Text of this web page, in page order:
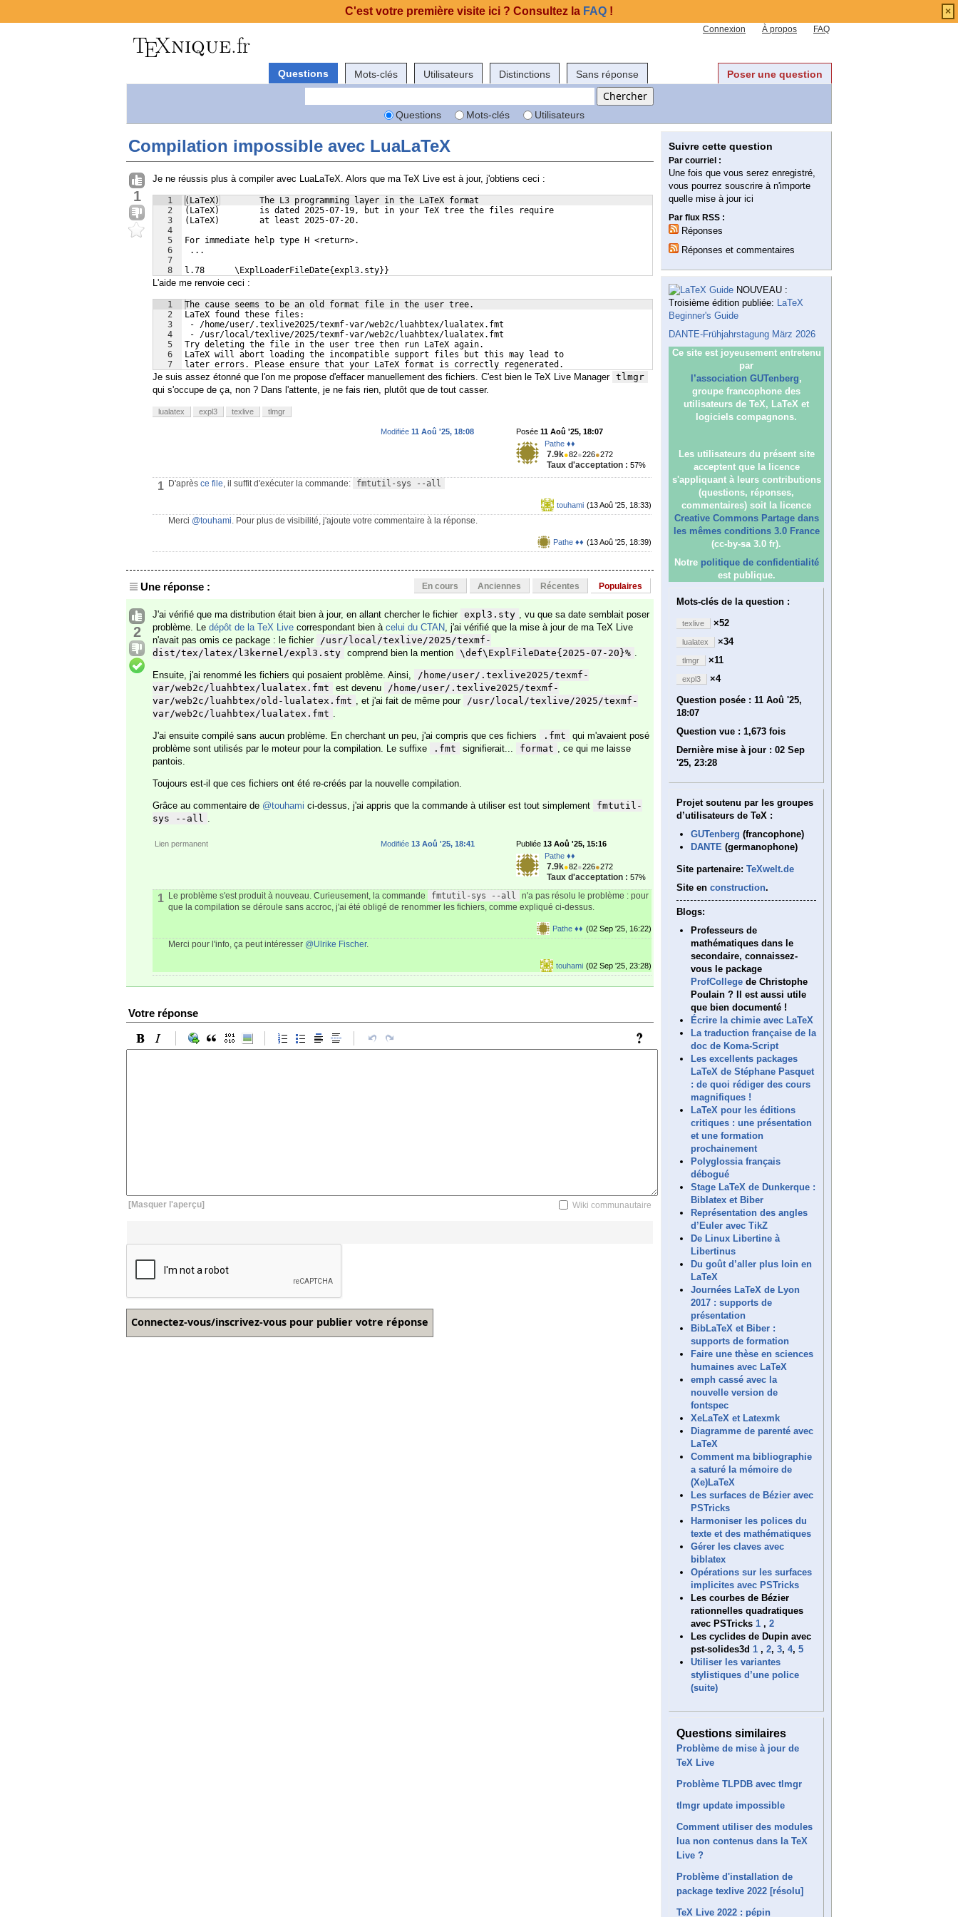
Connexion À propos FAQ
Questions Mots-clés Utilisateurs Distinctions Sans réponse Poser une question
Questions Mots-clés Utilisateurs
Compilation impossible avec LuaLaTeX
1
Je ne réussis plus à compiler avec LuaLaTeX. Alors que ma TeX Live est à jour, j'obtiens ceci :
1
2
3
4
5
6
7
8
(LaTeX)        The L3 programming layer in the LaTeX format
(LaTeX)        is dated 2025-07-19, but in your TeX tree the files require
(LaTeX)        at least 2025-07-20.
For immediate help type H <return>.
...
l.78      \ExplLoaderFileDate{expl3.sty}}
L'aide me renvoie ceci :
1
2
3
4
5
6
7
The cause seems to be an old format file in the user tree.
LaTeX found these files:
- /home/user/.texlive2025/texmf-var/web2c/luahbtex/lualatex.fmt
- /usr/local/texlive/2025/texmf-var/web2c/luahbtex/lualatex.fmt
Try deleting the file in the user tree then run LaTeX again.
LaTeX will abort loading the incompatible support files but this may lead to
later errors. Please ensure that your LaTeX format is correctly regenerated.
Je suis assez étonné que l'on me propose d'effacer manuellement des fichiers. C'est bien le TeX Live Manager tlmgr
qui s'occupe de ça, non ? Dans l'attente, je ne fais rien, plutôt que de tout casser.
lualatex expl3 texlive tlmgr
Posée 11 Aoû '25, 18:07
Pathe ♦♦
7.9k●82●226●272
Taux d'acceptation : 57%
Modifiée 11 Aoû '25, 18:08
1 D'après ce file, il suffit d'exécuter la commande: fmtutil-sys --all
(13 Aoû '25, 18:33)
touhami
Merci @touhami. Pour plus de visibilité, j'ajoute votre commentaire à la réponse.
(13 Aoû '25, 18:39)
Pathe ♦♦
Une réponse : En cours Anciennes Récentes Populaires
2
J'ai vérifié que ma distribution était bien à jour, en allant chercher le fichier expl3.sty , vu que sa date semblait poser
problème. Le dépôt de la TeX Live correspondant bien à celui du CTAN, j'ai vérifié que la mise à jour de ma TeX Live
n'avait pas omis ce package : le fichier /usr/local/texlive/2025/texmf-
dist/tex/latex/l3kernel/expl3.sty comprend bien la mention \def\ExplFileDate{2025-07-20}% .
Ensuite, j'ai renommé les fichiers qui posaient problème. Ainsi,
/home/user/.texlive2025/texmf-
var/web2c/luahbtex/lualatex.fmt
est devenu
/home/user/.texlive2025/texmf-
var/web2c/luahbtex/old-lualatex.fmt , et j'ai fait de même pour /usr/local/texlive/2025/texmf-
var/web2c/luahbtex/lualatex.fmt .
J'ai ensuite compilé sans aucun problème. En cherchant un peu, j'ai compris que ces fichiers .fmt
qui m'avaient posé
problème sont utilisés par le moteur pour la compilation. Le suffixe
.fmt signifierait... format , ce qui me laisse
pantois.
Toujours est-il que ces fichiers ont été re-créés par la nouvelle compilation.
Grâce au commentaire de @touhami ci-dessus, j'ai appris que la commande à utiliser est tout simplement
fmtutil-
sys --all .
Lien permanent Publiée 13 Aoû '25, 15:16
Pathe ♦♦
7.9k●82●226●272
Taux d'acceptation : 57%
Modifiée 13 Aoû '25, 18:41
1 Le problème s'est produit à nouveau. Curieusement, la commande fmtutil-sys --all
n'a pas résolu le problème : pour
que la compilation se déroule sans accroc, j'ai été obligé de renommer les fichiers, comme expliqué ci-dessus.
(02 Sep '25, 16:22)
Pathe ♦♦
Merci pour l'info, ça peut intéresser @Ulrike Fischer.
(02 Sep '25, 23:28)
touhami
Votre réponse
[Masquer l'aperçu] Wiki communautaire
Suivre cette question
Par courriel :
Une fois que vous serez enregistré,
vous pourrez souscrire à n'importe
quelle mise à jour ici
Par flux RSS :
Réponses
Réponses et commentaires
NOUVEAU :
Troisième édition publiée: LaTeX
Beginner's Guide
DANTE-Frühjahrstagung März 2026
Ce site est joyeusement entretenu
par
l’association GUTenberg,
groupe francophone des
utilisateurs de TeX, LaTeX et
logiciels compagnons.
Les utilisateurs du présent site
acceptent que la licence
s'appliquant à leurs contributions
(questions, réponses,
commentaires) soit la licence
Creative Commons Partage dans
les mêmes conditions 3.0 France
(cc-by-sa 3.0 fr).
Notre politique de confidentialité
est publique.
Mots-clés de la question :
texlive ×52
lualatex ×34
tlmgr ×11
expl3
×4
Question posée : 11 Aoû '25,
18:07
Question vue : 1,673 fois
Dernière mise à jour : 02 Sep
'25, 23:28
Projet soutenu par les groupes
d’utilisateurs de TeX :
GUTenberg (francophone)
DANTE (germanophone)
Site partenaire: TeXwelt.de
Site en construction.
Blogs:
Professeurs de
mathématiques dans le
secondaire, connaissez-
vous le package
ProfCollege de Christophe
Poulain ? Il est aussi utile
que bien documenté !
Écrire la chimie avec LaTeX
La traduction française de la
doc de Koma-Script
Les excellents packages
LaTeX de Stéphane Pasquet
: de quoi rédiger des cours
magnifiques !
LaTeX pour les éditions
critiques : une présentation
et une formation
prochainement
Polyglossia français
débogué
Stage LaTeX de Dunkerque :
Biblatex et Biber
Représentation des angles
d’Euler avec TikZ
De Linux Libertine à
Libertinus
Du goût d’aller plus loin en
LaTeX
Journées LaTeX de Lyon
2017 : supports de
présentation
BibLaTeX et Biber :
supports de formation
Faire une thèse en sciences
humaines avec LaTeX
emph cassé avec la
nouvelle version de
fontspec
XeLaTeX et Latexmk
Diagramme de parenté avec
LaTeX
Comment ma bibliographie
a saturé la mémoire de
(Xe)LaTeX
Les surfaces de Bézier avec
PSTricks
Harmoniser les polices du
texte et des mathématiques
Gérer les claves avec
biblatex
Opérations sur les surfaces
implicites avec PSTricks
Les courbes de Bézier
rationnelles quadratiques
avec PSTricks 1 , 2
Les cyclides de Dupin avec
pst-solides3d 1 , 2, 3, 4, 5
Utiliser les variantes
stylistiques d’une police
(suite)
Questions similaires
Problème de mise à jour de
TeX Live
Problème TLPDB avec tlmgr
tlmgr update impossible
Comment utiliser des modules
lua non contenus dans la TeX
Live ?
Problème d'installation de
package texlive 2022 [résolu]
TeX Live 2022 : pépin
C'est votre première visite ici ? Consultez la FAQ ! ×